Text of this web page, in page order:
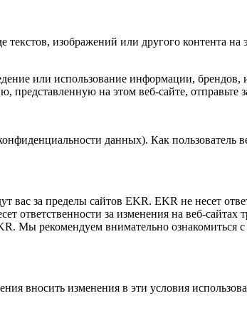
текстов, изображений или другого контента
или использование информации,
на этом веб-сайте, отправьте
данных). Как
за пределы сайтов EKR. EKR не несет
ответственности за изменения на веб-
Мы рекомендуем внимательно
вносить изменения в эти условия